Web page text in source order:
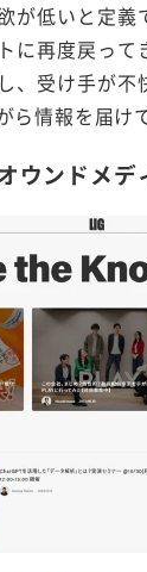
が低いと定
に再度戻って
、受け手が不
ら情報を届け
ウンドメデ